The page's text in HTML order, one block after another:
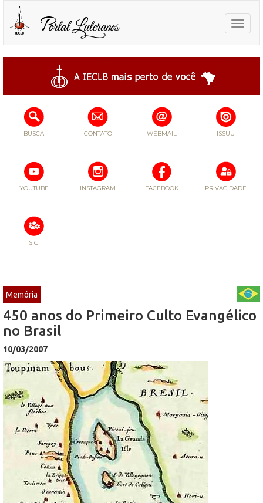
Toggle
BUSCA CONTATO WEBMAIL ISSUU
YOUTUBE INSTAGRAM FACEBOOK PRIVACIDADE
SIG
Memória
450 anos do Primeiro Culto Evangélico
no Brasil
10/03/2007